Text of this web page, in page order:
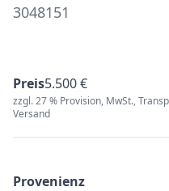
3048151
Preis5.500 €
zzgl. 27 % Provision, MwSt.,
Versand
Provenienz